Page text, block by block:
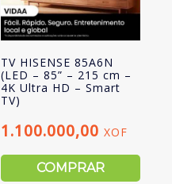
TV HISENSE 85A6N
(LED – 85” – 215 cm –
4K Ultra HD – Smart
TV)
1.100.000,00XOF
COMPRAR